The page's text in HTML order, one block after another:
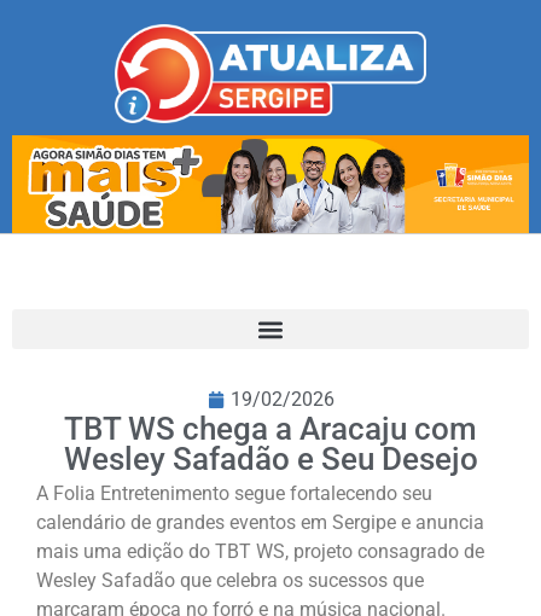
19/02/2026
TBT WS chega a Aracaju com
Wesley Safadão e Seu Desejo
A Folia Entretenimento segue fortalecendo seu
calendário de grandes eventos em Sergipe e anuncia
mais uma edição do TBT WS, projeto consagrado de
Wesley Safadão que celebra os sucessos que
marcaram época no forró e na música nacional.